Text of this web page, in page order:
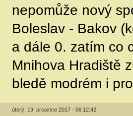
nepomůže nový
Boleslav - Bakov
a dále 0. zatím co
Mnihova Hradiště
bledě modrém i
úterý, 19. prosince 2017 - 06:12:42